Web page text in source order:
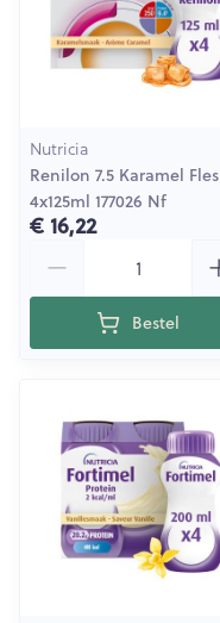
Nutricia
Renilon 7.5 Karamel Fles
4x125ml 177026 Nf
€ 16,22
Bestel